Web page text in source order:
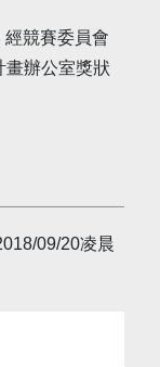
競賽委員會
畫辦公室獎狀
09/20凌晨